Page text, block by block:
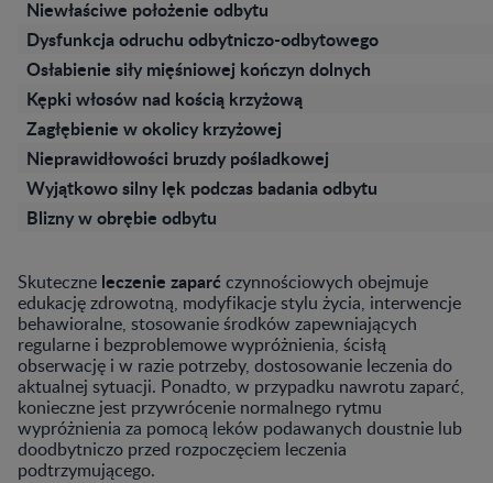
Niewłaściwe położenie odbytu
Dysfunkcja odruchu odbytniczo-odbytowego
Osłabienie siły mięśniowej kończyn dolnych
Kępki włosów nad kością krzyżową
Zagłębienie w okolicy krzyżowej
Nieprawidłowości bruzdy pośladkowej
Wyjątkowo silny lęk podczas badania odbytu
Blizny w obrębie odbytu
Skuteczne leczenie zaparćczynnościowych obejmuje
edukację zdrowotną, modyfikacje stylu życia, interwencje
behawioralne, stosowanie środków zapewniających
regularne i bezproblemowe wypróżnienia, ścisłą
obserwację i w razie potrzeby, dostosowanie leczenia do
aktualnej sytuacji. Ponadto, w przypadku nawrotu zaparć,
konieczne jest przywrócenie normalnego rytmu
wypróżnienia za pomocą leków podawanych doustnie lub
doodbytniczo przed rozpoczęciem leczenia
podtrzymującego.